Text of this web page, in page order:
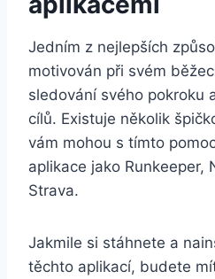
Jedním z nejlepších
motivován při svém
sledování svého pokroku
cílů. Existuje několik
vám mohou s tímto
aplikace jako Runkeeper,
Strava.
Jakmile si stáhnete a
těchto aplikací, budete